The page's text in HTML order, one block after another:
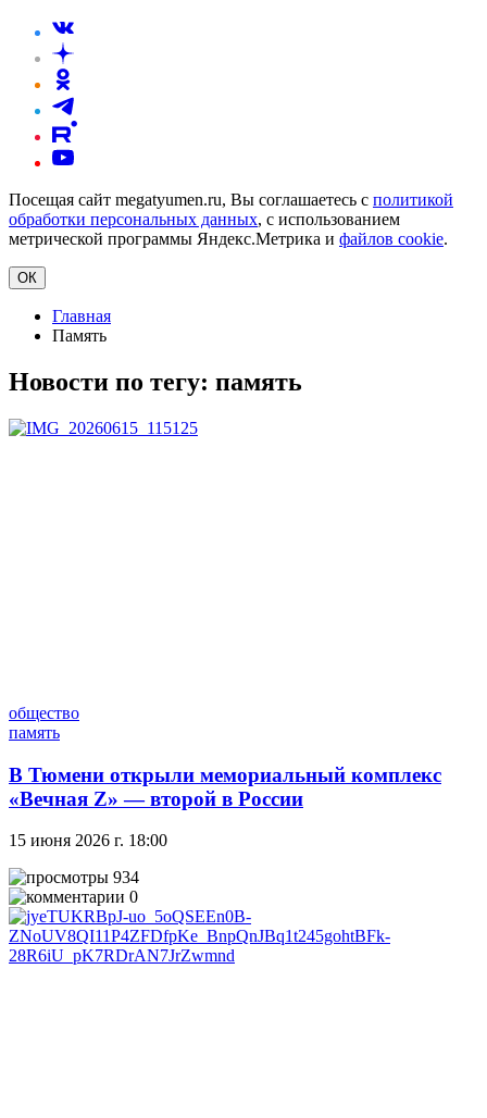
Посещая сайт megatyumen.ru, Вы соглашаетесь с политикой
обработки персональных данных, с использованием
метрической программы Яндекс.Метрика и файлов cookie.
ОК
Главная
Память
Новости по тегу: память
общество
память
В Тюмени открыли мемориальный комплекс
«Вечная Z» — второй в России
15 июня 2026 г. 18:00
934
0